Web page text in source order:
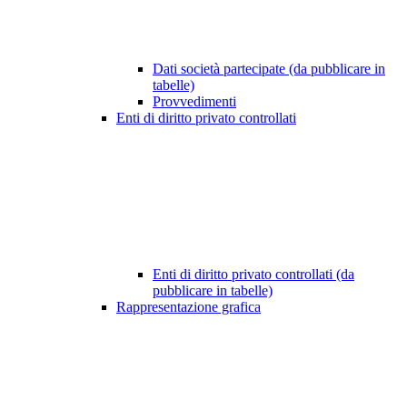
Dati società partecipate (da pubblicare in
tabelle)
Provvedimenti
Enti di diritto privato controllati
Enti di diritto privato controllati (da
pubblicare in tabelle)
Rappresentazione grafica